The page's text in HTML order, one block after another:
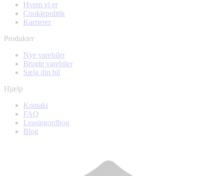
Hvem vi er
Cookiepolitik
Karrierer
Produkter
Nye varebiler
Brugte varebiler
Sælg din bil
Hjælp
Kontakt
FAQ
Leasingordbog
Blog